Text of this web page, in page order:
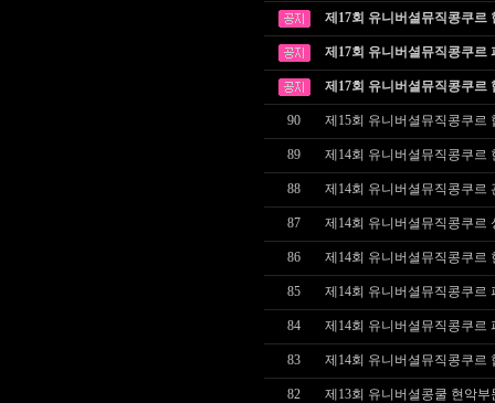
제17회 유니버셜뮤직콩쿠르
제17회 유니버셜뮤직콩쿠르
제17회 유니버셜뮤직콩쿠르
90 제15회 유니버셜뮤직콩쿠
89 제14회 유니버셜뮤직콩쿠르
88 제14회 유니버셜뮤직콩쿠르
87 제14회 유니버셜뮤직콩쿠르
86 제14회 유니버셜뮤직콩쿠르
85 제14회 유니버셜뮤직콩쿠르
84 제14회 유니버셜뮤직콩쿠르
83 제14회 유니버셜뮤직콩쿠
82 제13회 유니버셜콩쿨 현악부